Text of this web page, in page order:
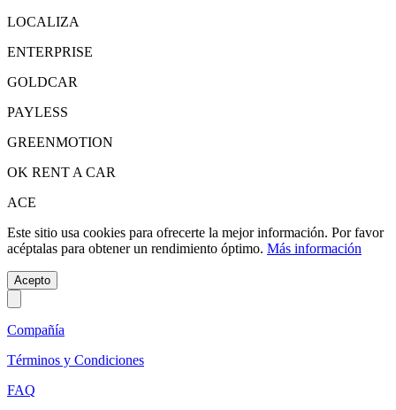
LOCALIZA
ENTERPRISE
GOLDCAR
PAYLESS
GREENMOTION
OK RENT A CAR
ACE
Este sitio usa cookies para ofrecerte la mejor información. Por favor
acéptalas para obtener un rendimiento óptimo. Más información
Acepto
Compañía
Términos y Condiciones
FAQ